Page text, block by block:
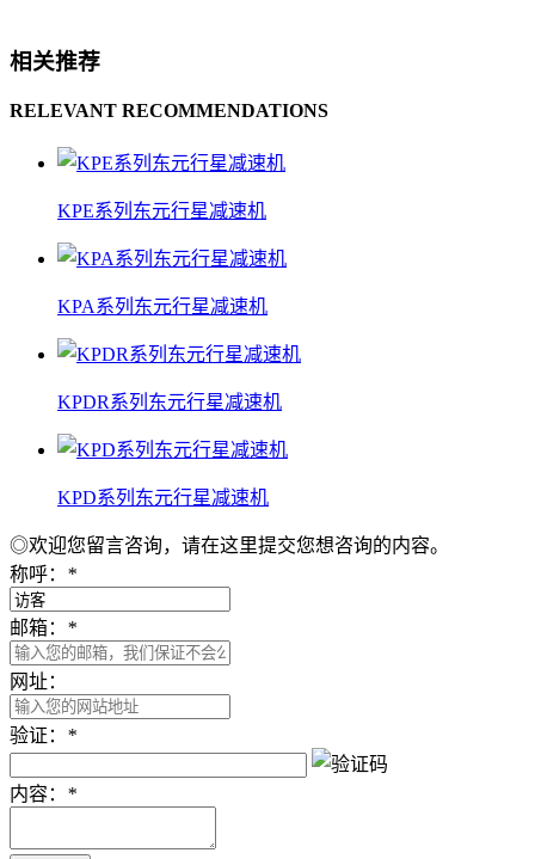
相关推荐
RELEVANT RECOMMENDATIONS
KPE系列东元行星减速机
KPA系列东元行星减速机
KPDR系列东元行星减速机
KPD系列东元行星减速机
◎欢迎您留言咨询，请在这里提交您想咨询的内容。
称呼： *
邮箱： *
网址：
验证： *
内容： *